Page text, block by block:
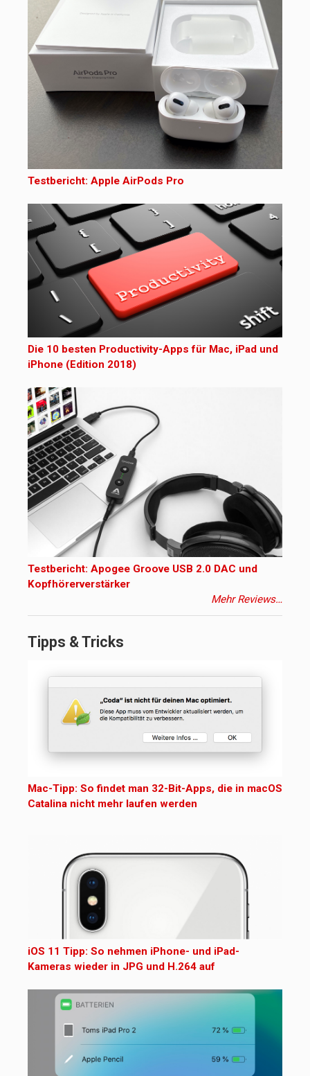
Testbericht: Apple AirPods Pro
Die 10 besten Productivity-Apps für Mac, iPad und
iPhone (Edition 2018)
Testbericht: Apogee Groove USB 2.0 DAC und
Kopfhörerverstärker
Mehr Reviews…
Tipps & Tricks
Mac-Tipp: So findet man 32-Bit-Apps, die in macOS
Catalina nicht mehr laufen werden
iOS 11 Tipp: So nehmen iPhone- und iPad-
Kameras wieder in JPG und H.264 auf